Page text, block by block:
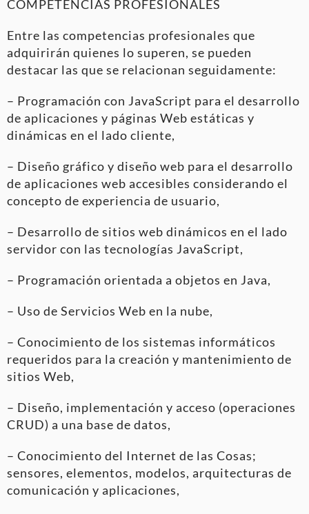
COMPETENCIAS PROFESIONALES
Entre las competencias profesionales que
adquirirán quienes lo superen, se pueden
destacar las que se relacionan seguidamente:
– Programación con JavaScript para el desarrollo
de aplicaciones y páginas Web estáticas y
dinámicas en el lado cliente,
– Diseño gráfico y diseño web para el desarrollo
de aplicaciones web accesibles considerando el
concepto de experiencia de usuario,
– Desarrollo de sitios web dinámicos en el lado
servidor con las tecnologías JavaScript,
– Programación orientada a objetos en Java,
– Uso de Servicios Web en la nube,
– Conocimiento de los sistemas informáticos
requeridos para la creación y mantenimiento de
sitios Web,
– Diseño, implementación y acceso (operaciones
CRUD) a una base de datos,
– Conocimiento del Internet de las Cosas;
sensores, elementos, modelos, arquitecturas de
comunicación y aplicaciones,